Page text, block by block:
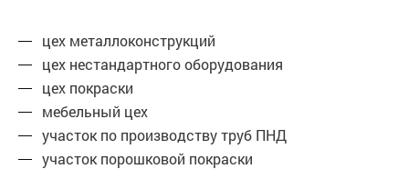
цех металлоконструкций
цех нестандартного оборудования
цех покраски
мебельный цех
участок по производству труб ПНД
участок порошковой покраски